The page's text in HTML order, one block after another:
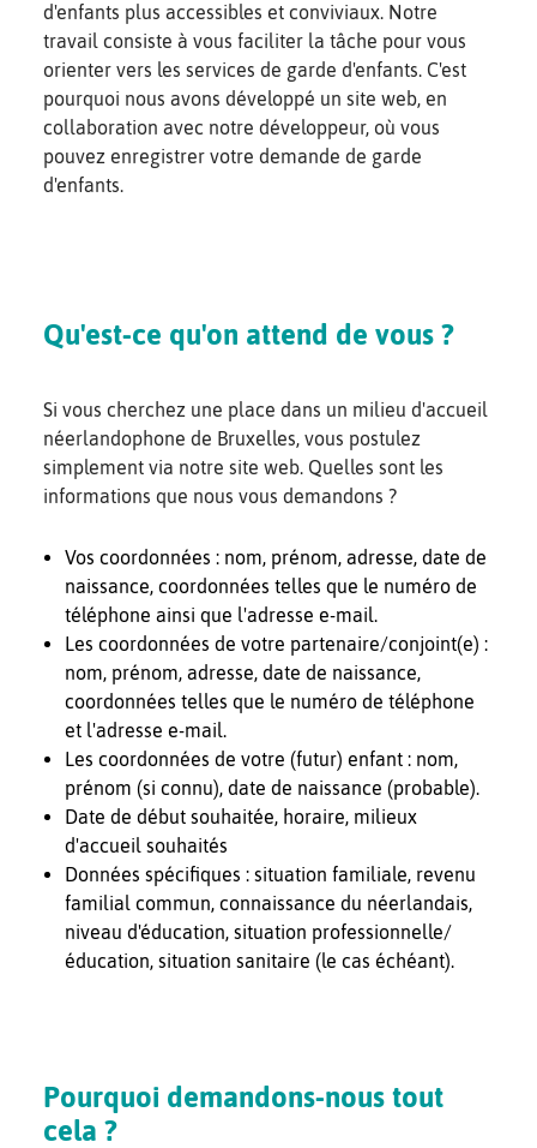
d'enfants plus accessibles et conviviaux. Notre
travail consiste à vous faciliter la tâche pour vous
orienter vers les services de garde d'enfants. C'est
pourquoi nous avons développé un site web, en
collaboration avec notre développeur, où vous
pouvez enregistrer votre demande de garde
d'enfants.
Qu'est-ce qu'on attend de vous ?
Si vous cherchez une place dans un milieu d'accueil
néerlandophone de Bruxelles, vous postulez
simplement via notre site web. Quelles sont les
informations que nous vous demandons ?
Vos coordonnées : nom, prénom, adresse, date de
naissance, coordonnées telles que le numéro de
téléphone ainsi que l'adresse e-mail.
Les coordonnées de votre partenaire/conjoint(e) :
nom, prénom, adresse, date de naissance,
coordonnées telles que le numéro de téléphone
et l'adresse e-mail.
Les coordonnées de votre (futur) enfant : nom,
prénom (si connu), date de naissance (probable).
Date de début souhaitée, horaire, milieux
d'accueil souhaités
Données spécifiques : situation familiale, revenu
familial commun, connaissance du néerlandais,
niveau d'éducation, situation professionnelle/
éducation, situation sanitaire (le cas échéant).
Pourquoi demandons-nous tout
cela ?